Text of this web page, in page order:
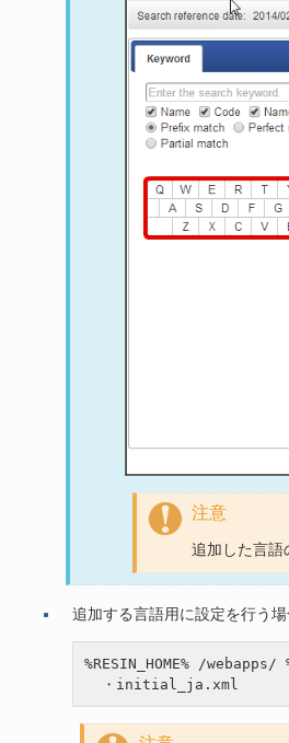
注意
追加した言語
追加する言語用に設定を行う
%RESIN_HOME% /